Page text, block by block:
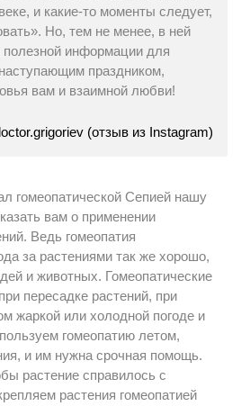
и какие-то моменты следует,
Но, тем не менее, в ней
полезной информации для
праздником,
вам и взаимной любви!
(отзыв из Instagram)
гомеопатической Сепией нашу
вам о применении
Ведь гомеопатия
за растениями так же хорошо,
и животных. Гомеопатические
пересадке растений, при
жаркой или холодной погоде и
гомеопатию летом,
и им нужна срочная помощь.
растение справилось с
растения гомеопатией